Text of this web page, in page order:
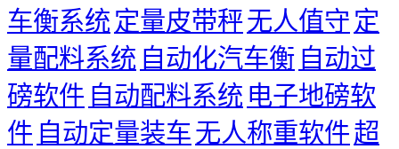
车衡系统 定量皮带秤无人值守 定
量配料系统 自动化汽车衡 自动过
磅软件 自动配料系统 电子地磅软
件 自动定量装车无人称重软件超